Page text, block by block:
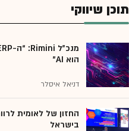
תוכן שיווקי
הוא AI"
דניאל איסלר
החזון של לאומית
בישראל